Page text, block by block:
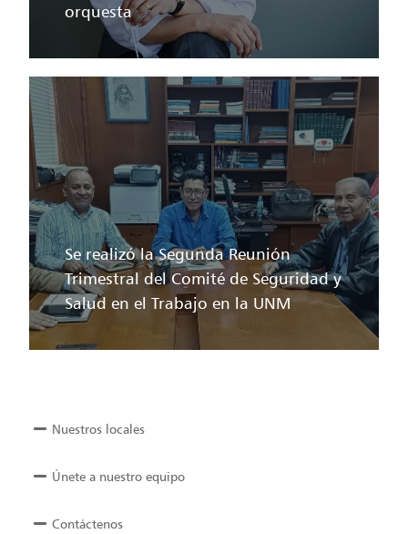
orquesta
Se realizó la Segunda Reunión
Trimestral del Comité de Seguridad y
Salud en el Trabajo en la UNM
Nuestros locales
Únete a nuestro equipo
Contáctenos